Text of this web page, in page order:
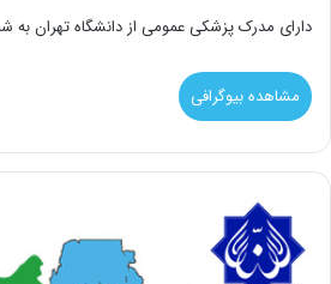
دارای مدرک پزشکی عمومی از دانشگاه تهران به
مشاهده بیوگرافی